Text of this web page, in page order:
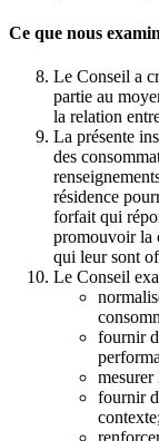
Ce que nous
Le Conseil a
partie au
la relation
La présente
des
résidence
forfait qui
promouvoir la
qui leur sont
Le Conseil
fournir
mesurer
fournir
contexte;